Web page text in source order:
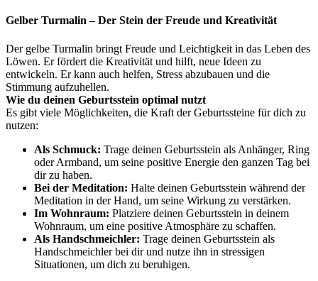
Gelber Turmalin – Der Stein der Freude und Kreativität
Der gelbe Turmalin bringt Freude und Leichtigkeit in das Leben des
Löwen. Er fördert die Kreativität und hilft, neue Ideen zu
entwickeln. Er kann auch helfen, Stress abzubauen und die
Stimmung aufzuhellen.
Wie du deinen Geburtsstein optimal nutzt
Es gibt viele Möglichkeiten, die Kraft der Geburtssteine für dich zu
nutzen:
Als Schmuck: Trage deinen Geburtsstein als Anhänger, Ring
oder Armband, um seine positive Energie den ganzen Tag bei
dir zu haben.
Bei der Meditation: Halte deinen Geburtsstein während der
Meditation in der Hand, um seine Wirkung zu verstärken.
Im Wohnraum: Platziere deinen Geburtsstein in deinem
Wohnraum, um eine positive Atmosphäre zu schaffen.
Als Handschmeichler: Trage deinen Geburtsstein als
Handschmeichler bei dir und nutze ihn in stressigen
Situationen, um dich zu beruhigen.